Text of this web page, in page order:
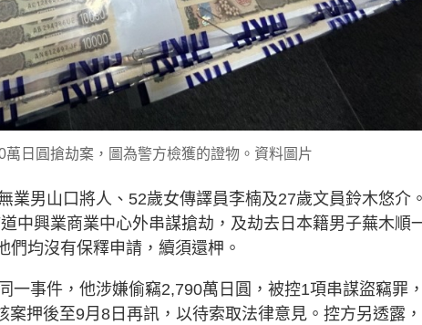
萬日圓搶劫案，圖為警方檢獲的證物。資料圖片
業男山口將人、52歲女傳譯員李楠及27歲文員鈴木悠介
中興業商業中心外串謀搶劫，及劫去日本籍男子蕪木順
均沒有保釋申請，續須還柙。
一事件，他涉嫌偷竊2,790萬日圓，被控1項串謀盜竊罪
案押後至9月8日再訊，以待索取法律意見。控方另透露